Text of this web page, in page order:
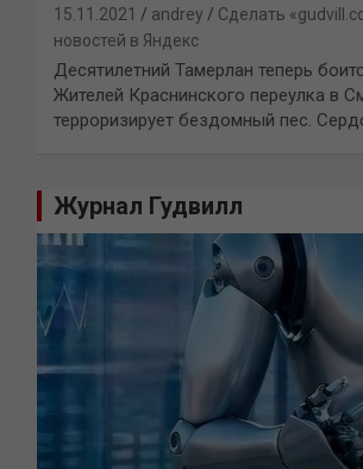
15.11.2021 andrey
Сделать
новостей в Яндекс
Десятилетний Тамерлан теперь
Жителей Краснинского переулка в
терроризирует бездомный пес.
Журнал Гудвилл